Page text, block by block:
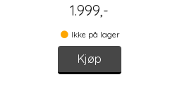
1.999,-
Ikke på lager
Kjøp